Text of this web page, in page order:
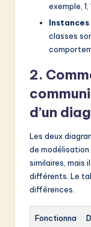
exemple, 1,
Instances
classes
2.
d’un
Les deux
de
similaires, mais
différents. Le
différences.
Fonctionna